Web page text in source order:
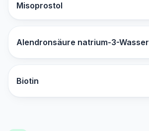
Misoprostol
Alendronsäure natrium-3-Wasser
Biotin